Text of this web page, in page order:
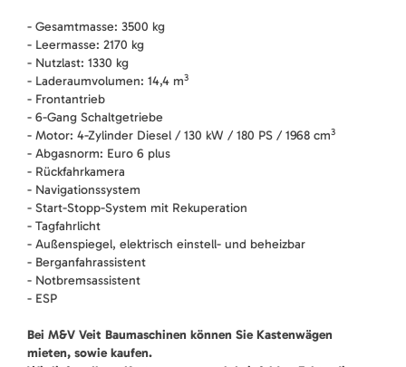
- Gesamtmasse: 3500 kg
- Leermasse: 2170 kg
- Nutzlast: 1330 kg
- Laderaumvolumen: 14,4 m3
- Frontantrieb
- 6-Gang Schaltgetriebe
- Motor: 4-Zylinder Diesel / 130 kW / 180 PS / 1968 cm3
- Abgasnorm: Euro 6 plus
- Rückfahrkamera
- Navigationssystem
- Start-Stopp-System mit Rekuperation
- Tagfahrlicht
- Außenspiegel, elektrisch einstell- und beheizbar
- Berganfahrassistent
- Notbremsassistent
- ESP
Bei M&V Veit Baumaschinen können Sie Kastenwägen
mieten, sowie kaufen.